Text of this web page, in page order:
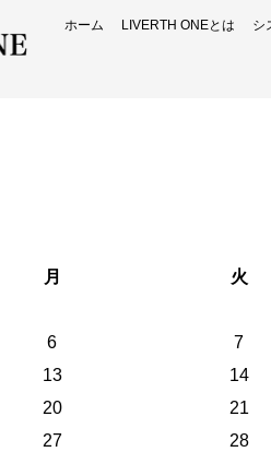
ホーム LIVERTH ONEとは シ
月 火
6 7
13 14
20 21
27 28